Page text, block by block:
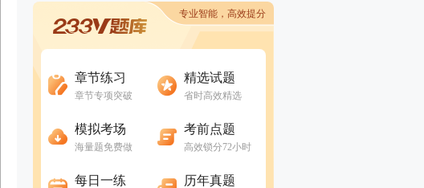
专业智能，高效提分
章节练习
章节专项突破
精选试题
省时高效精选
模拟考场
海量题免费做
考前点题
高效锁分72小时
每日一练 历年真题